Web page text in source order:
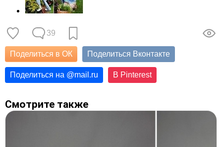
39
Поделиться в ОК Поделиться Вконтакте
Поделиться на @mail.ru В Pinterest
Смотрите также